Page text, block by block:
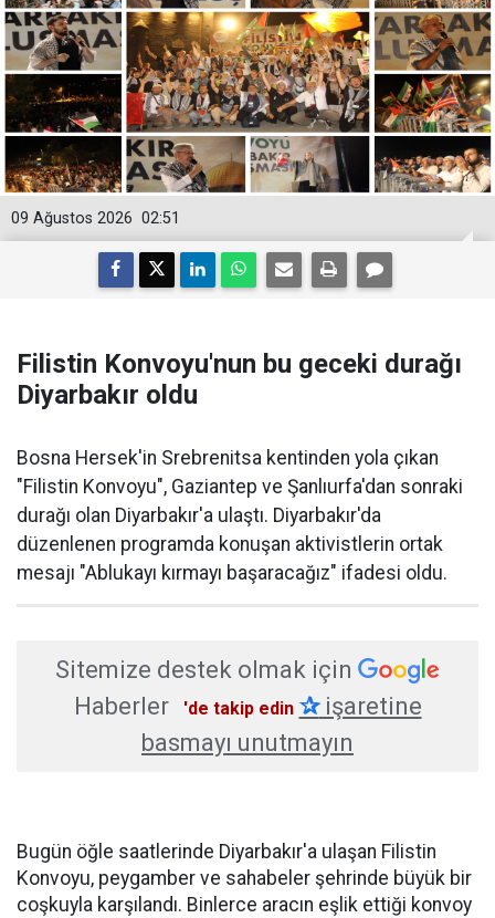
02:51
09 Ağustos 2026
Filistin Konvoyu'nun bu geceki durağı
Diyarbakır oldu
Bosna Hersek'in Srebrenitsa kentinden yola çıkan
"Filistin Konvoyu", Gaziantep ve Şanlıurfa'dan sonraki
durağı olan Diyarbakır'a ulaştı. Diyarbakır'da
düzenlenen programda konuşan aktivistlerin ortak
mesajı "Ablukayı kırmayı başaracağız" ifadesi oldu.
Sitemize destek olmak için
Haberler
'de takip edin ✰işaretine
basmayı unutmayın
Bugün öğle saatlerinde Diyarbakır'a ulaşan Filistin
Konvoyu, peygamber ve sahabeler şehrinde büyük bir
coşkuyla karşılandı. Binlerce aracın eşlik ettiği konvoy